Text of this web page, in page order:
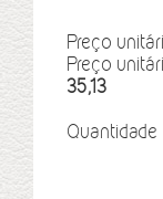
Preço
Preço
35,13
Quantidade